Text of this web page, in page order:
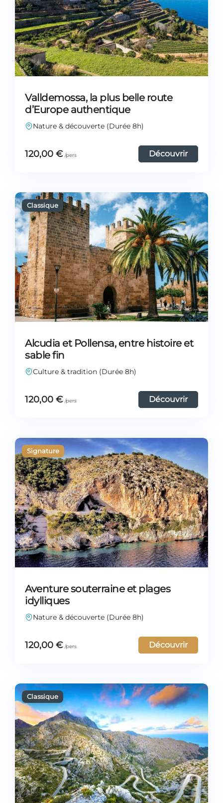
Valldemossa, la plus belle route
d’Europe authentique
Nature & découverte (Durée 8h)
120,00 € Découvrir
Alcudia et Pollensa, entre histoire et
sable fin
Culture & tradition (Durée 8h)
120,00 € Découvrir
Aventure souterraine et plages
idylliques
Nature & découverte (Durée 8h)
120,00 € Découvrir